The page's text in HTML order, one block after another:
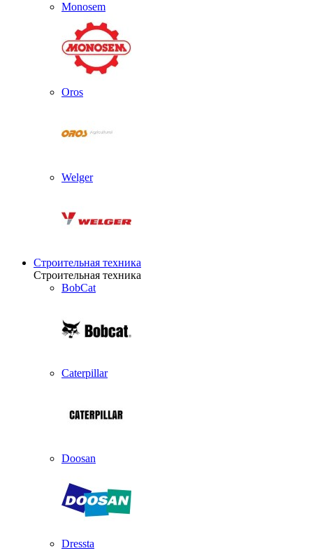
Monosem
Oros
Welger
Строительная техника
Строительная техника
BobCat
Caterpillar
Doosan
Dressta